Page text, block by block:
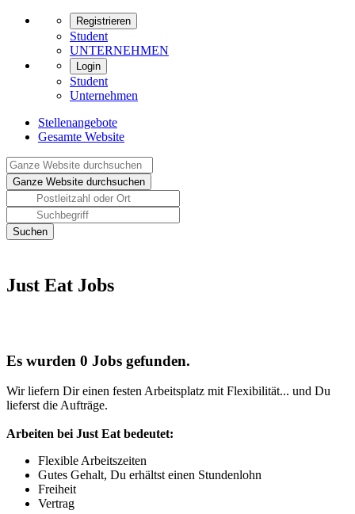
Registrieren
Student
UNTERNEHMEN
Login
Student
Unternehmen
Stellenangebote
Gesamte Website
Just Eat Jobs
Es wurden 0 Jobs gefunden.
Wir liefern Dir einen festen Arbeitsplatz mit Flexibilität... und Du
lieferst die Aufträge.
Arbeiten bei Just Eat bedeutet:
Flexible Arbeitszeiten
Gutes Gehalt, Du erhältst einen Stundenlohn
Freiheit
Vertrag